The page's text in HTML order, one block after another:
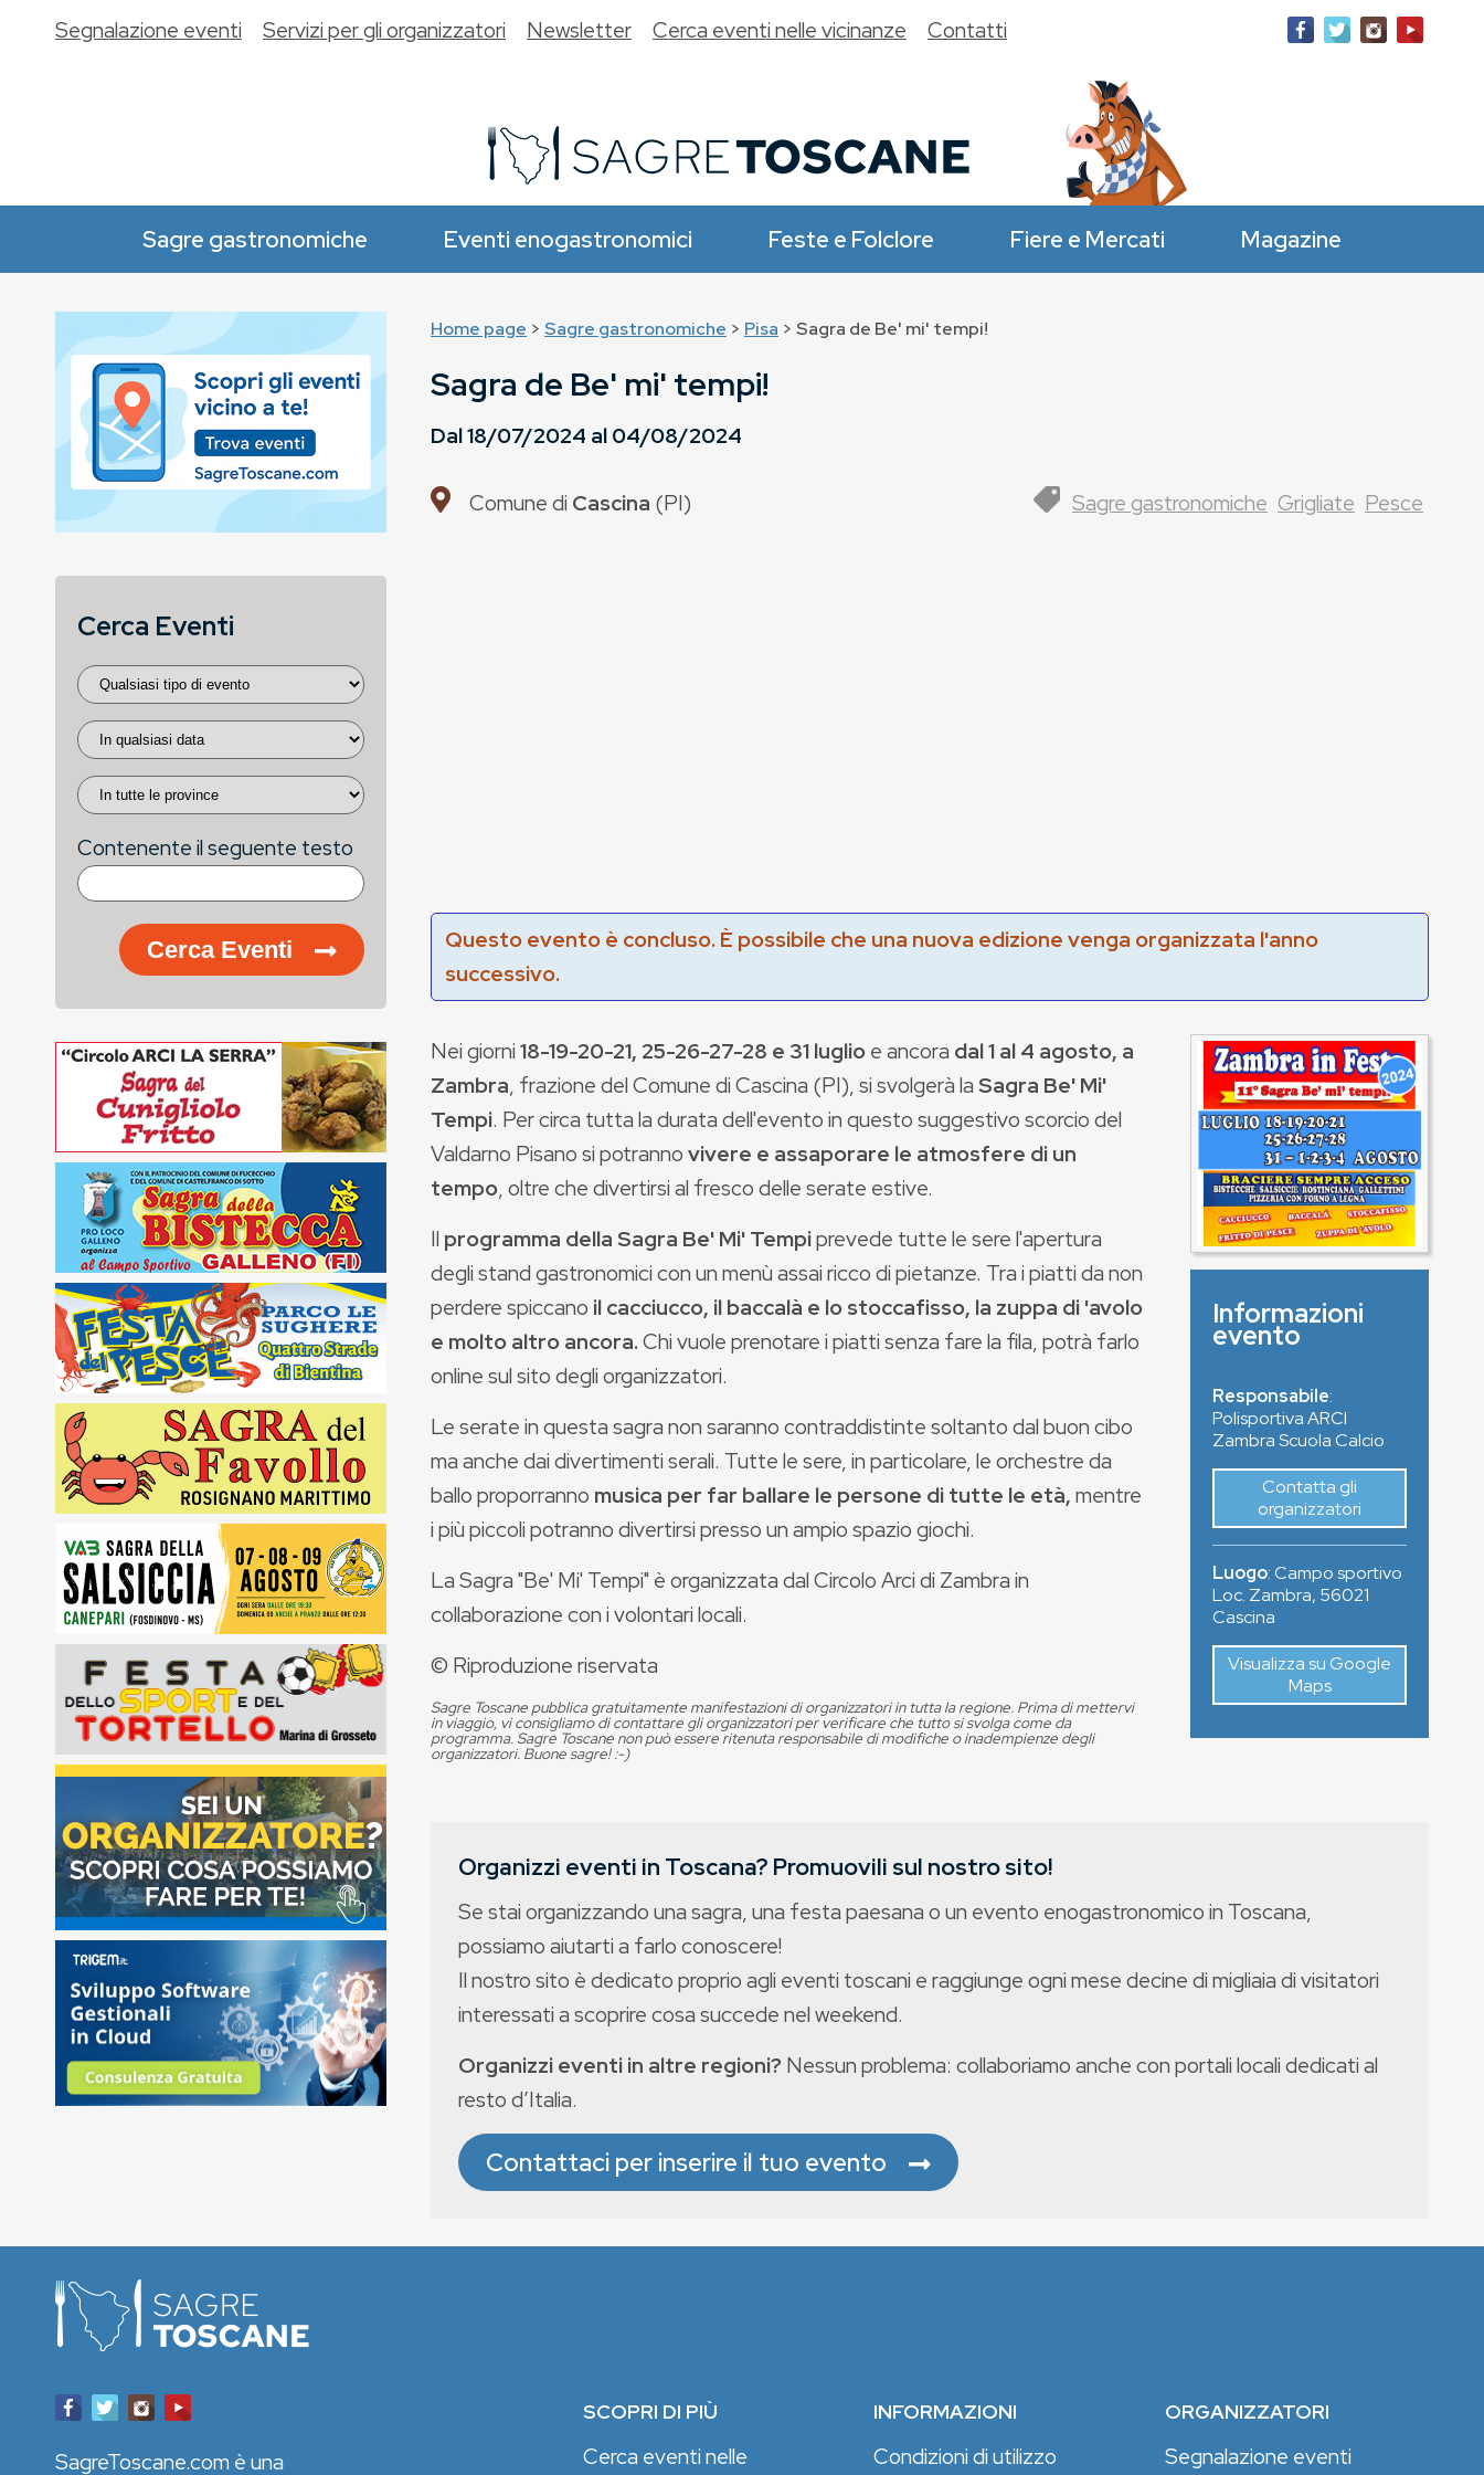
Sagre gastronomiche Eventi enogastronomici Feste e Folclore Fiere e Mercati Magazine
Segnalazione eventi Servizi per gli organizzatori Newsletter Cerca eventi nelle vicinanze Contatti
Home page > Sagre gastronomiche > Pisa > Sagra de Be' mi' tempi!
Sagra de Be' mi' tempi!
Dal18/07/2024 al04/08/2024
Comune di Cascina (PI) Sagre gastronomiche Grigliate Pesce
Questo evento è concluso. È possibile che una nuova edizione venga organizzata l'anno
successivo.
Nei giorni18-19-20-21, 25-26-27-28 e 31 luglioe ancora dal 1 al 4 agosto, a
Zambra, frazione del Comune di Cascina (PI), si svolgerà laSagra Be' Mi'
Tempi. Per circa tutta la durata dell'evento in questo suggestivo scorcio del
Valdarno Pisano si potrannovivere e assaporare le atmosfere di un
tempo, oltre che divertirsi al fresco delle serate estive.
Il programma della Sagra Be' Mi' Tempiprevede tutte le sere l'apertura
degli stand gastronomici con un menù assai ricco di pietanze. Tra i piatti da non
perdere spiccano il cacciucco, il baccalà e lo stoccafisso, la zuppa di 'avolo
e molto altro ancora.Chi vuole prenotare i piatti senza fare la fila, potrà farlo
online sul sito degli organizzatori.
Le serate in questa sagra non saranno contraddistinte soltanto dal buon cibo
ma anche dai divertimenti serali. Tutte le sere, in particolare, le orchestre da
ballo proporranno musica per far ballare le persone di tutte le età,mentre
i più piccoli potranno divertirsi presso un ampio spazio giochi.
La Sagra "Be' Mi' Tempi" è organizzata dal Circolo Arci di Zambra in
collaborazione con i volontari locali.
© Riproduzione riservata
Sagre Toscane pubblica gratuitamente manifestazioni di organizzatori in tutta la regione. Prima di mettervi
in viaggio, vi consigliamo di contattare gli organizzatori per verificare che tutto si svolga come da
programma. Sagre Toscane non può essere ritenuta responsabile di modifiche o inadempienze degli
organizzatori. Buone sagre! :-)
Informazioni
evento
Responsabile:
Polisportiva ARCI
Zambra Scuola Calcio
Contatta gli
organizzatori
Luogo:Campo sportivo
Loc. Zambra, 56021
Cascina
Visualizza su Google
Maps
Organizzi eventi in Toscana? Promuovili sul nostro sito!
Se stai organizzando una sagra, una festa paesana o un evento enogastronomico in Toscana,
possiamo aiutarti a farlo conoscere!
Il nostro sito è dedicato proprio agli eventi toscani e raggiunge ogni mese decine di migliaia di visitatori
interessati a scoprire cosa succede nel weekend.
Organizzi eventi in altre regioni? Nessun problema: collaboriamo anche con portali locali dedicati al
resto d’Italia.
Contattaci per inserire il tuo evento
Cerca Eventi
Contenente il seguente testo
Cerca Eventi
SCOPRI DI PIÙ
Cerca eventi nelle
INFORMAZIONI
Condizioni di utilizzo
ORGANIZZATORI
Segnalazione eventi
SagreToscane.com è una